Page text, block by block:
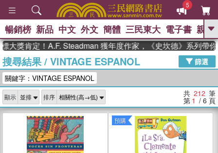
5
GO
熱搜： 東野圭吾 高希均教授回憶錄
、 The Odyssey 、 父親節 、 如果歷
獎 臺灣漫遊錄 、 方念華 、 台灣的李
登輝時代
數學女孩：黎曼猜想 、
偉大的迷走神經
暢銷榜 新品 中文 外文 簡體 三民東大 電子書 親子
定！A.F. Steadman 獲年度作家，《史坎德》系列帶你踏上
搜尋結果/ VINTAGE ESPANOL
篩選
關鍵字：VINTAGE ESPANOL
顯示 排序 共 212 筆
第 1 / 6 頁
預購